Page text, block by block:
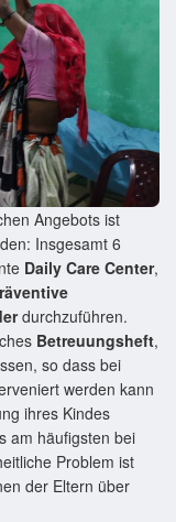
Angebots ist
Insgesamt 6
Daily Care Center,
durchzuführen.
Betreuungsheft,
so dass bei
werden kann
ihres Kindes
am häufigsten bei
Problem ist
der Eltern über